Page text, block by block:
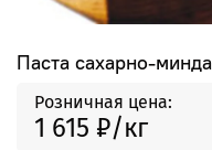
Паста сахарно-
Розничная цена:
1 615 ₽